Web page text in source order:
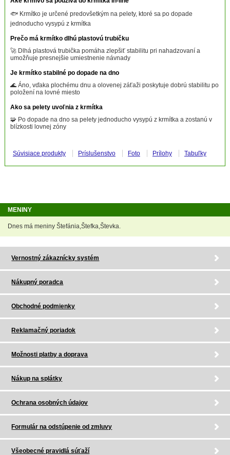
🐟 Krmítko je určené predovšetkým na pelety, ktoré sa po dopade
jednoducho vysypú z krmítka
Prečo má krmítko dlhú plastovú trubičku
🚀 Dlhá plastová trubička pomáha zlepšiť stabilitu pri nahadzovaní a
umožňuje presnejšie umiestnenie návnady
Je krmítko stabilné po dopade na dno
🌊 Áno, vďaka plochému dnu a olovenej záťaži poskytuje dobrú stabilitu po
položení na lovné miesto
Ako sa pelety uvoľnia z krmítka
🧩 Po dopade na dno sa pelety jednoducho vysypú z krmítka a zostanú v
blízkosti lovnej zóny
Súvisiace produkty Príslušenstvo Foto Prílohy Tabuľky
MENINY
Dnes má meniny Štefánia,Štefka,Števka.
Vernostný zákaznícky systém
Nákupný poradca
Obchodné podmienky
Reklamačný poriadok
Možnosti platby a doprava
Nákup na splátky
Ochrana osobných údajov
Formulár na odstúpenie od zmluvy
Všeobecné pravidlá súťaží